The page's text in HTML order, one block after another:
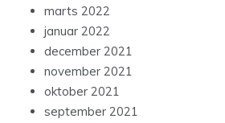
marts 2022
januar 2022
december 2021
november 2021
oktober 2021
september 2021